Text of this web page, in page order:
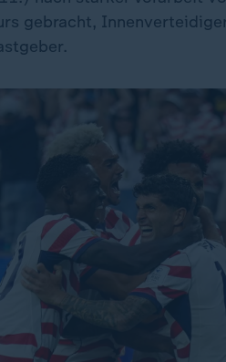
gebracht,